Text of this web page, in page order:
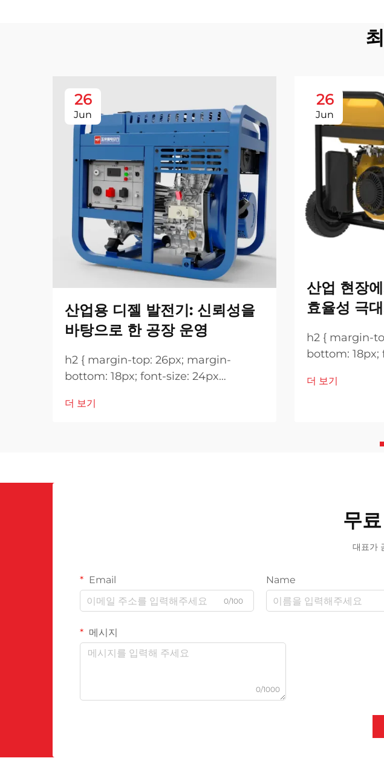
26
Jun
산업용 디젤 발전기: 신뢰성을
바탕으로 한 공장 운영
h2 { margin-top: 26px; margin-
bottom: 18px; font-size: 24px
height: normal; } h3 { margin-top:
더 보기
26
Jun
산업 현장
효율성 극
h2 { margin-
bottom: 18px;
height:
더 보기
무
대표가
Email
0/100
Name
메시지
0/1000